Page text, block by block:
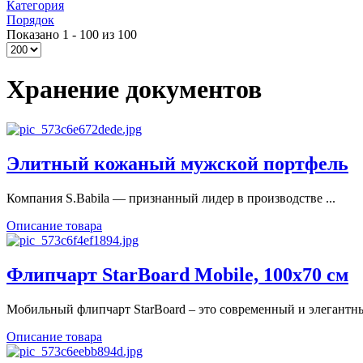
Категория
Порядок
Показано 1 - 100 из 100
Хранение документов
Элитный кожаный мужской портфель
Компания S.Babila — признанный лидер в производстве ...
Описание товара
Флипчарт StarBoard Mobile, 100x70 см
Мобильный флипчарт StarBoard – это современный и
Описание товара